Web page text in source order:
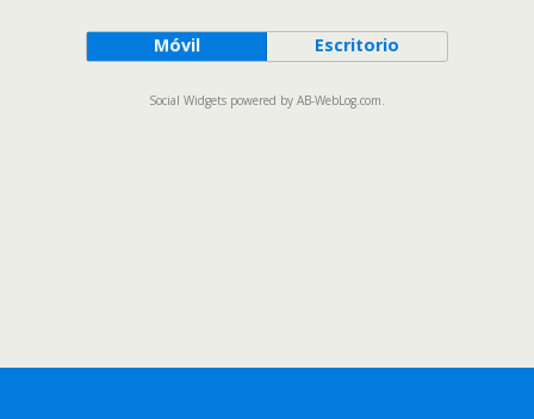
Móvil Escritorio
Social Widgets powered by AB-WebLog.com.